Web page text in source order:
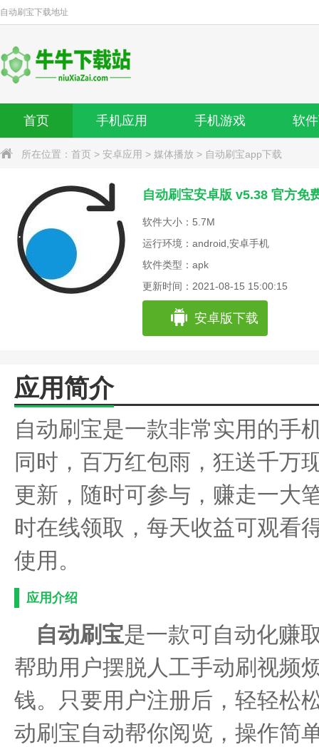
自动刷宝下载地址
首页 手机应用 手机游戏 软
所在位置： 首页 > 安卓应用 > 媒体播放 > 自动刷宝app下载
自动刷宝安卓版 v5.38 官方免
软件大小：5.7M
运行环境：android,安卓手机
软件类型：apk
更新时间：2021-08-15 15:00:15
安卓版下载
应用简介
自动刷宝是一款非常实用的手
同时，百万红包雨，狂送千万
更新，随时可参与，赚走一大
时在线领取，每天收益可观看
使用。
应用介绍
自动刷宝是一款可自动化赚
帮助用户摆脱人工手动刷视频
钱。只要用户注册后，轻轻松
动刷宝自动帮你阅览，操作简